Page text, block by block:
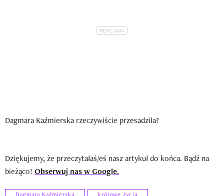
Dagmara Kaźmierska rzeczywiście przesadziła?
Dziękujemy, że przeczytałaś/eś nasz artykuł do końca. Bądź na
bieżąco! Obserwuj nas w Google.